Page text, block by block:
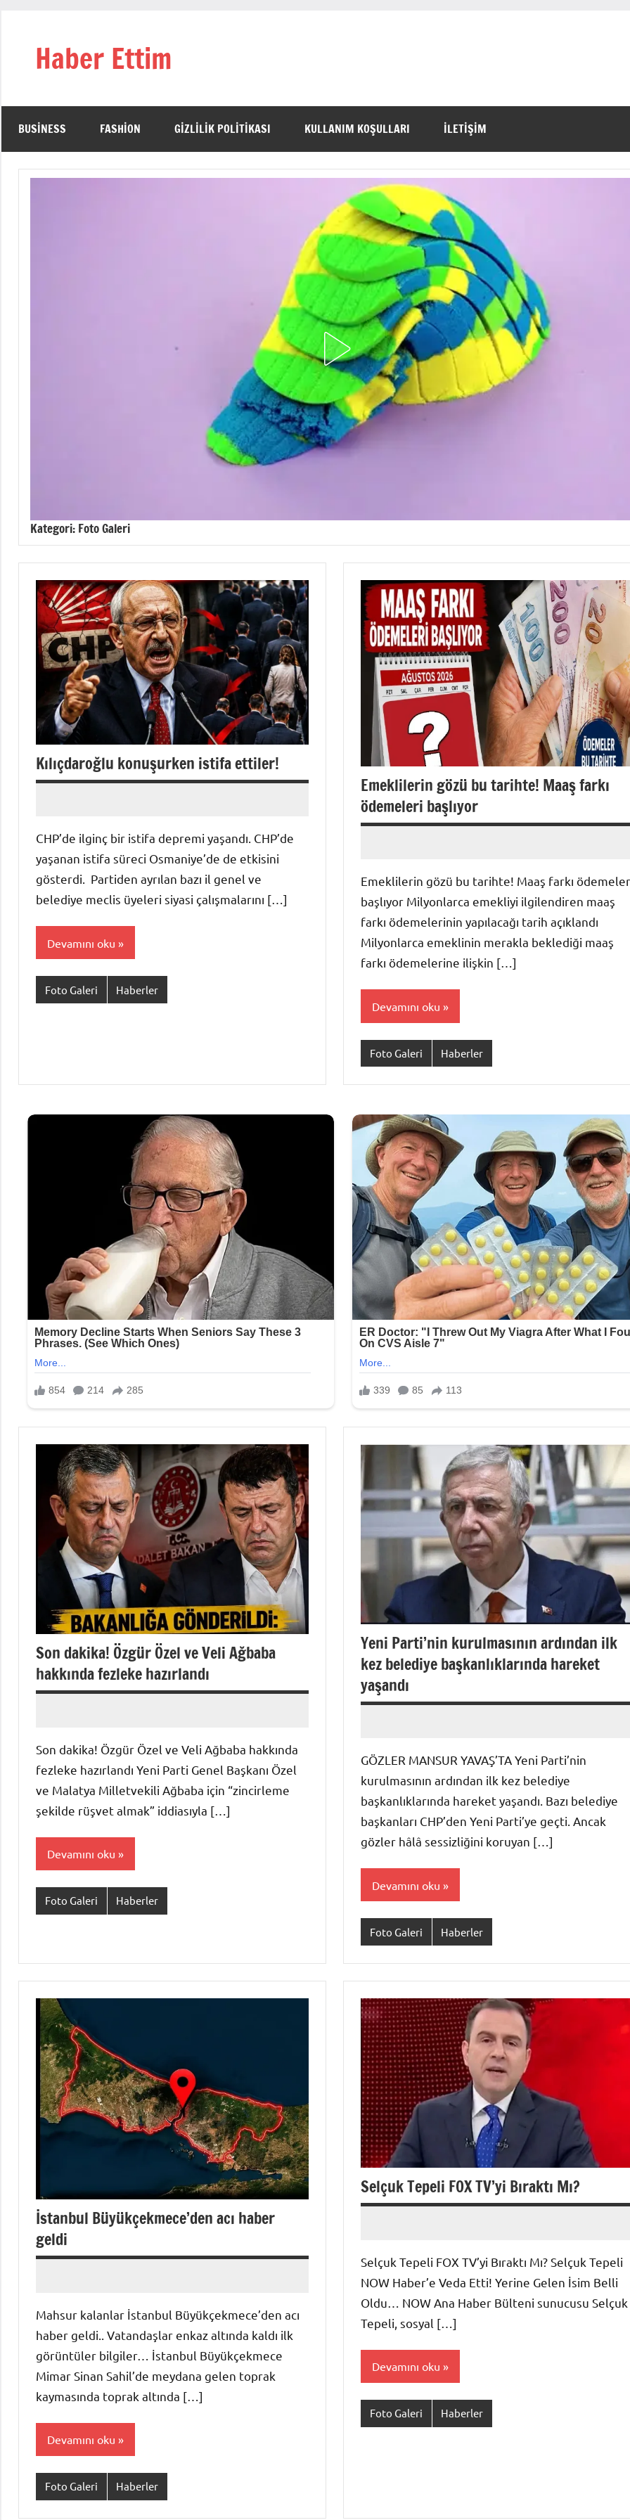
Haber Ettim
BUSINESS FASHION GIZLILIK POLITIKASI KULLANIM KOŞULLARI İLETİŞİM
Kategori: Foto Galeri
Kılıçdaroğlu konuşurken istifa ettiler!
CHP’de ilginç bir istifa depremi yaşandı. CHP’de
yaşanan istifa süreci Osmaniye’de de etkisini
gösterdi. Partiden ayrılan bazı il genel ve
belediye meclis üyeleri siyasi çalışmalarını […]
Devamını oku
Foto Galeri Haberler
Emeklilerin gözü bu tarihte! Maaş farkı
ödemeleri başlıyor
Emeklilerin gözü bu tarihte! Maaş farkı
başlıyor Milyonlarca emekliyi ilgilendiren maaş
farkı ödemelerinin yapılacağı tarih açıklandı
Milyonlarca emeklinin merakla beklediği maaş
farkı ödemelerine ilişkin […]
Devamını oku
Foto Galeri Haberler
Son dakika! Özgür Özel ve Veli Ağbaba
hakkında fezleke hazırlandı
Son dakika! Özgür Özel ve Veli Ağbaba hakkında
fezleke hazırlandı Yeni Parti Genel Başkanı Özel
ve Malatya Milletvekili Ağbaba için “zincirleme
şekilde rüşvet almak” iddiasıyla […]
Devamını oku
Foto Galeri Haberler
Yeni Parti’nin kurulmasının ardından ilk
kez belediye başkanlıklarında hareket
yaşandı
GÖZLER MANSUR YAVAŞ’TA Yeni Parti’nin
kurulmasının ardından ilk kez belediye
başkanlıklarında hareket yaşandı. Bazı belediye
başkanları CHP’den Yeni Parti’ye geçti. Ancak
gözler hâlâ sessizliğini koruyan […]
Devamını oku
Foto Galeri Haberler
İstanbul Büyükçekmece’den acı haber
geldi
Mahsur kalanlar İstanbul Büyükçekmece’den acı
haber geldi.. Vatandaşlar enkaz altında kaldı ilk
görüntüler bilgiler… İstanbul Büyükçekmece
Mimar Sinan Sahil’de meydana gelen toprak
kaymasında toprak altında […]
Devamını oku
Foto Galeri Haberler
Selçuk Tepeli FOX TV’yi Bıraktı Mı?
Selçuk Tepeli FOX TV’yi Bıraktı Mı? Selçuk Tepeli
NOW Haber’e Veda Etti! Yerine Gelen İsim Belli
Oldu… NOW Ana Haber Bülteni sunucusu Selçuk
Tepeli, sosyal […]
Devamını oku
Foto Galeri Haberler